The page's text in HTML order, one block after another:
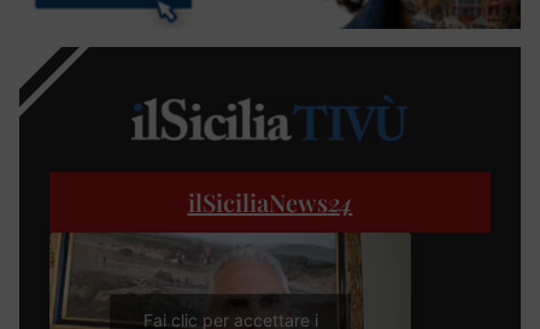
ilSiciliaNews24
Fai clic per accettare i